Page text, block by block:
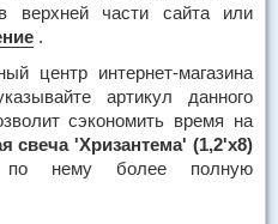
части сайта или
.
центр интернет-магазина
артикул данного
сэкономить время на
свеча 'Хризантема' (1,2'х8)
по нему более полную